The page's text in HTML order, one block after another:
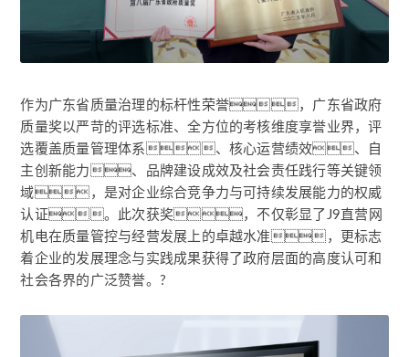
作为广东省质量治理的标杆性荣誉，广东省政府
质量奖以严苛的评选标准、全方位的考核维度享誉业界，评
选覆盖质量管理体系、核心运营绩效、自
主创新能力、品牌建设成效及社会责任践行等关键领
域，是对企业综合竞争力与可持续发展能力的权威
认证。此次获奖，不仅彰显了J9直营网
机电在质量管控与经营发展上的卓越水准，更标志
着企业的发展理念与实践成果获得了政府层面的高度认可和
社会各界的广泛赞誉。?